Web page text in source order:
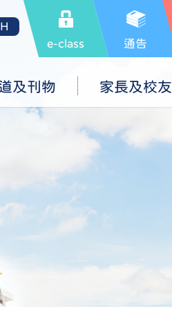
e-class 通告
及刊物 家長及校友